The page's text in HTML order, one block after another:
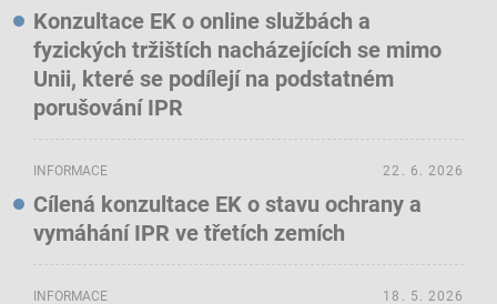
Konzultace EK o online službách a
fyzických tržištích nacházejících se mimo
Unii, které se podílejí na podstatném
porušování IPR
INFORMACE
Cílená konzultace EK o stavu ochrany a
vymáhání IPR ve třetích zemích
22. 6. 2026
INFORMACE 18. 5. 2026